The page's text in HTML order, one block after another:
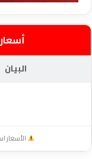
البيان
الأسعار